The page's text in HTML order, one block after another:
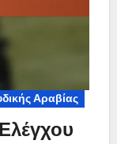
Αραβίας